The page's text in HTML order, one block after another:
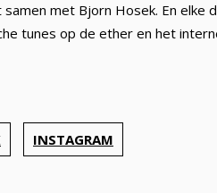
met Bjorn Hosek. En elke
tunes op de ether en het
INSTAGRAM